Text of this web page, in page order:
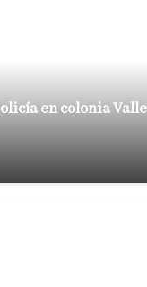
en colonia